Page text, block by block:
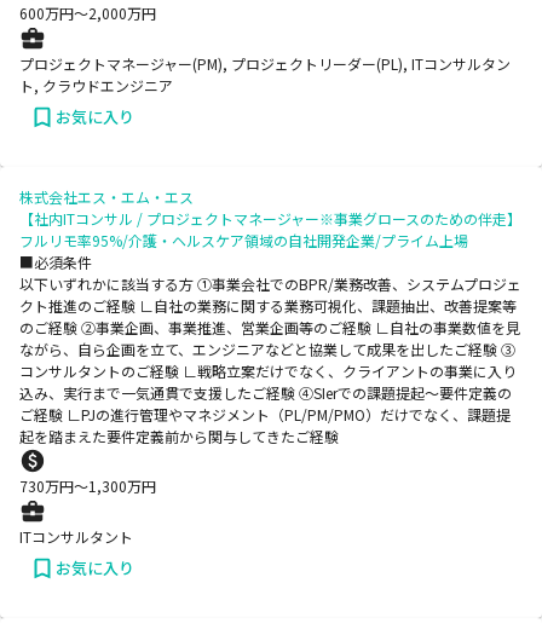
600万円〜2,000万円
プロジェクトマネージャー(PM), プロジェクトリーダー(PL), ITコンサルタン
ト, クラウドエンジニア
お気に入り
株式会社エス・エム・エス
【社内ITコンサル / プロジェクトマネージャー※事業グロースのための伴走】
フルリモ率95%/介護・ヘルスケア領域の自社開発企業/プライム上場
■必須条件
以下いずれかに該当する方 ①事業会社でのBPR/業務改善、システムプロジェ
クト推進のご経験 ∟自社の業務に関する業務可視化、課題抽出、改善提案等
のご経験 ②事業企画、事業推進、営業企画等のご経験 ∟自社の事業数値を見
ながら、自ら企画を立て、エンジニアなどと協業して成果を出したご経験 ③
コンサルタントのご経験 ∟戦略立案だけでなく、クライアントの事業に入り
込み、実行まで一気通貫で支援したご経験 ④SIerでの課題提起～要件定義の
ご経験 ∟PJの進行管理やマネジメント（PL/PM/PMO）だけでなく、課題提
起を踏まえた要件定義前から関与してきたご経験
730万円〜1,300万円
ITコンサルタント
お気に入り